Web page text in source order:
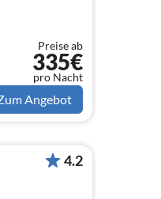
Preise ab
335€
pro Nacht
Angebot
4.2